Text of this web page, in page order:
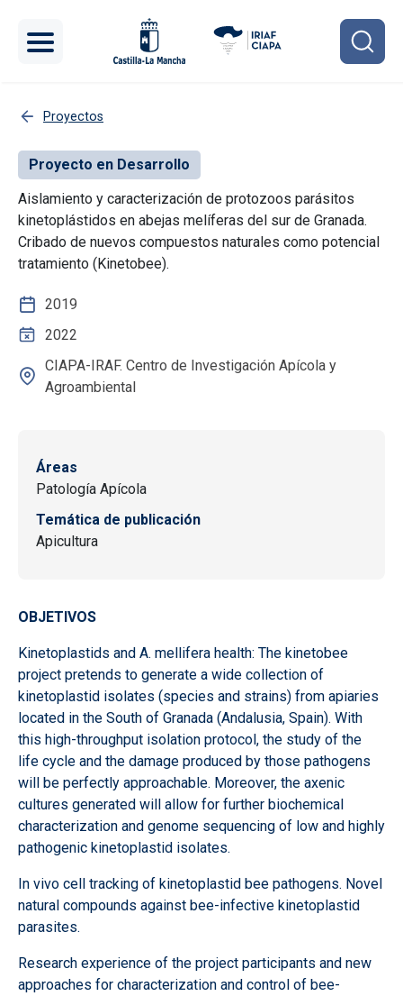
Proyectos
Proyecto en Desarrollo
Aislamiento y caracterización de protozoos parásitos
kinetoplástidos en abejas melíferas del sur de Granada.
Cribado de nuevos compuestos naturales como potencial
tratamiento (Kinetobee).
2019
2022
CIAPA-IRAF. Centro de Investigación Apícola y
Agroambiental
Áreas
Patología Apícola
Temática de publicación
Apicultura
OBJETIVOS
Kinetoplastids and A. mellifera health: The kinetobee
project pretends to generate a wide collection of
kinetoplastid isolates (species and strains) from apiaries
located in the South of Granada (Andalusia, Spain). With
this high-throughput isolation protocol, the study of the
life cycle and the damage produced by those pathogens
will be perfectly approachable. Moreover, the axenic
cultures generated will allow for further biochemical
characterization and genome sequencing of low and highly
pathogenic kinetoplastid isolates.
In vivo cell tracking of kinetoplastid bee pathogens. Novel
natural compounds against bee-infective kinetoplastid
parasites.
Research experience of the project participants and new
approaches for characterization and control of bee-